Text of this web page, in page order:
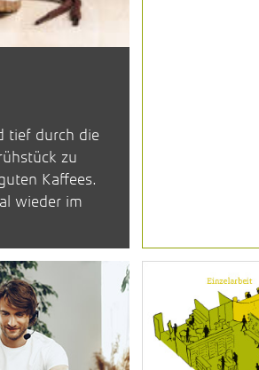
tief durch die
zu
Kaffees.
wieder im